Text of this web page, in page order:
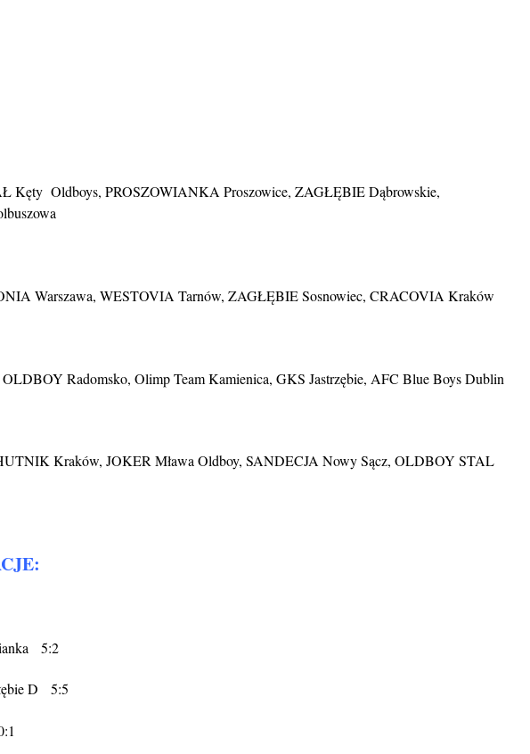
Kęty Oldboys, PROSZOWIANKA Proszowice, ZAGŁĘBIE Dąbrowskie,
Warszawa, WESTOVIA Tarnów, ZAGŁĘBIE Sosnowiec, CRACOVIA Kraków
Radomsko, Olimp Team Kamienica, GKS Jastrzębie, AFC Blue Boys Dublin
Kraków, JOKER Mława Oldboy, SANDECJA Nowy Sącz, OLDBOY STAL
5:2
D 5:5